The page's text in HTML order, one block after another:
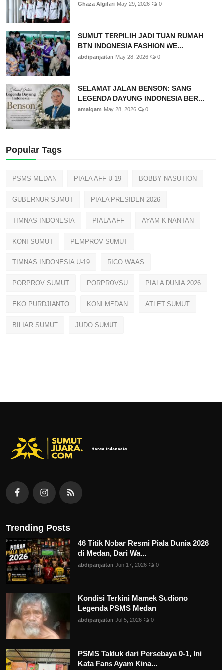
Ghaza Algifari May 29, 2026 0
SUMUT TERPILIH JADI TUAN RUMAH
BTN INDONESIA FASHION WE...
abdipanjaitan May 28, 2026 0
SELAMAT JALAN BENSON: SANG
LEGENDA DAYUNG INDONESIA BER...
amalgam May 28, 2026 0
Popular Tags
PSMS MEDAN PIALA AFF U-19 BOBBY NASUTION
GUBERNUR SUMUT PIALA PRESIDEN 2026
TIMNAS INDONESIA PIALA AFF AYAM KINANTAN
KONI SUMUT PEMPROV SUMUT
TIMNAS INDONESIA U-19 RICO WAAS
PORPROV SUMUT PORPROVSU PIALA DUNIA 2026
EKO PURDJIANTO KONI MEDAN ATLET SUMUT
BILIAR SUMUT JUDO SUMUT
Trending Posts
46 Titik Nobar Resmi Piala Dunia 2026
di Medan, Dari Wa...
abdipanjaitan Jun 17, 2026 0
Kondisi Terkini Mamek Sudiono
Legenda PSMS Medan
abdipanjaitan Jul 5, 2026 0
PSMS Takluk dari Persebaya 0-1, Ini
Kata Fans Ayam Kina...